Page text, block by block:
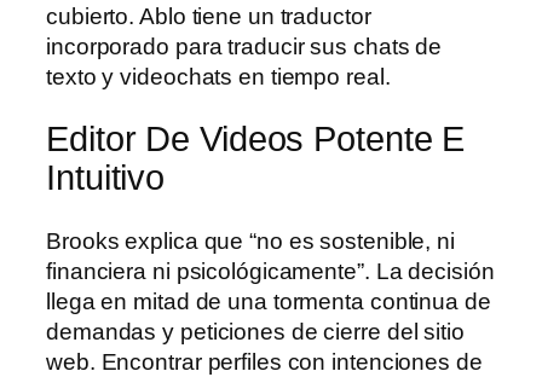
cubierto. Ablo tiene un traductor
incorporado para traducir sus chats de
texto y videochats en tiempo real.
Editor De Videos Potente E
Intuitivo
Brooks explica que “no es sostenible, ni
financiera ni psicológicamente”. La decisión
llega en mitad de una tormenta continua de
demandas y peticiones de cierre del sitio
web. Encontrar perfiles con intenciones de